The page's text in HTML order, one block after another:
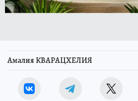
Амалия КВАРАЦХЕЛИЯ